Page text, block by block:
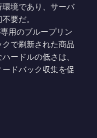
境であり、サーバ
要だ。
用のブループリン
クで刷新された商品
ードルの低さは、
ドバック収集を促